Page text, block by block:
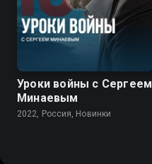
Уроки войны с Сергеем
Минаевым
2022, Россия, Новинки